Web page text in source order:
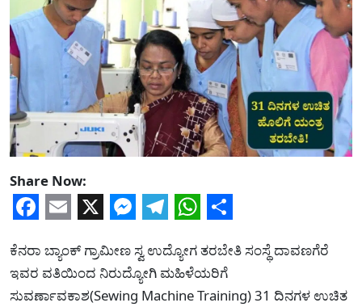
Share Now:
Facebook
Email
X Messenger
Telegram
WhatsApp
Share
ಕೆನರಾ ಬ್ಯಾಂಕ್ ಗ್ರಾಮೀಣ ಸ್ವ ಉದ್ಯೋಗ ತರಬೇತಿ ಸಂಸ್ಥೆ ದಾವಣಗೆರೆ
ಇವರ ವತಿಯಿಂದ ನಿರುದ್ಯೋಗಿ ಮಹಿಳೆಯರಿಗೆ
ಸುವರ್ಣಾವಕಾಶ(Sewing Machine Training) 31 ದಿನಗಳ ಉಚಿತ